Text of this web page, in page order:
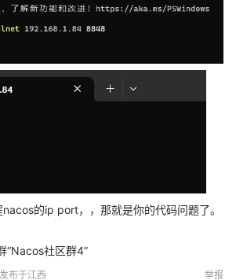
的ip port，，那就是你的代码问题了。
社区群4”
发布于江西 举报